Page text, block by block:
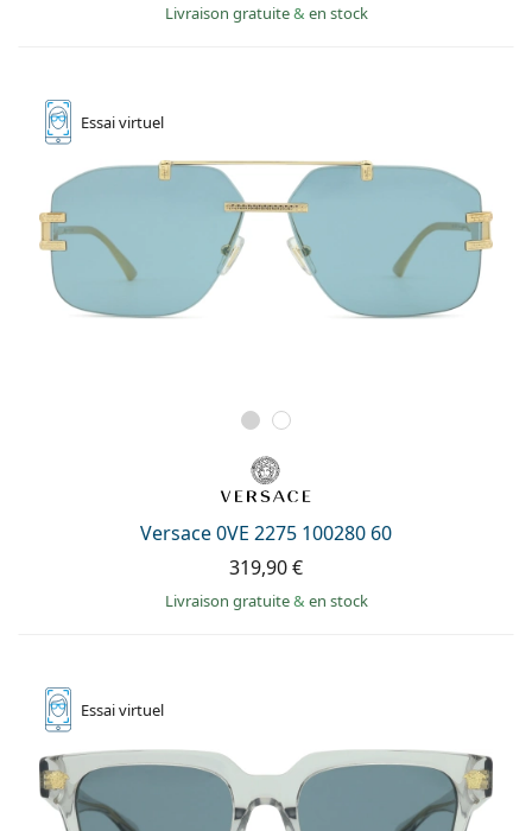
Livraison gratuite& en stock
Essaivirtuel
Versace 0VE 2275 100280 60
319,90 €
Livraison gratuite& en stock
Essaivirtuel